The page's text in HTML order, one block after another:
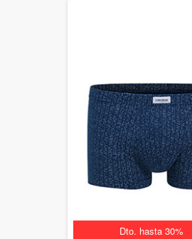
Dto. hasta 30%